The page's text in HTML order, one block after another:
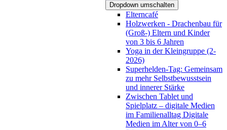
Dropdown umschalten
Elterncafé
Holzwerken - Drachenbau für
(Groß-) Eltern und Kinder
von 3 bis 6 Jahren
Yoga in der Kleingruppe (2-
2026)
Superhelden-Tag: Gemeinsam
zu mehr Selbstbewusstsein
und innerer Stärke
Zwischen Tablet und
Spielplatz – digitale Medien
im Familienalltag Digitale
Medien im Alter von 0–6